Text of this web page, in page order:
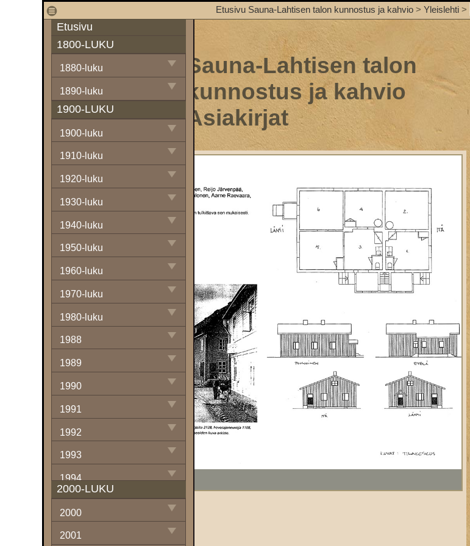
1 Etusivu Sauna-Lahtisen talon kunnostus ja kahvio >Yleislehti >
Etusivu
1800-LUKU
1880-luku
1890-luku
1900-LUKU
1900-luku
1910-luku
1920-luku
1930-luku
1940-luku
1950-luku
1960-luku
1970-luku
1980-luku
1988
1989
1990
1991
1992
1993
1994
1995
1996
2000-LUKU
2000
2001
Sauna-Lahtisen talon
kunnostus ja kahvio
Asiakirjat
1 Kuntoarvio